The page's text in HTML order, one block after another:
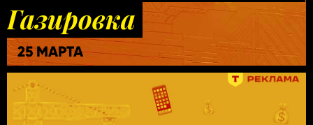
Газировка
25 МАРТА